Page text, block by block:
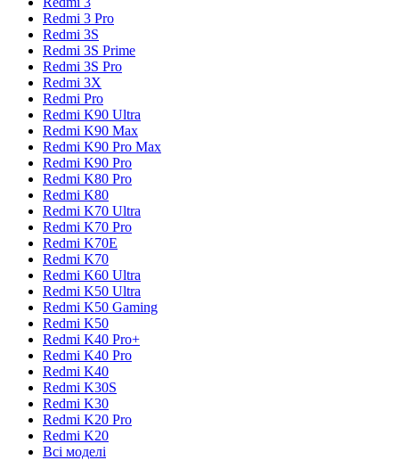
Redmi 3 Pro
Redmi 3S
Redmi 3S Prime
Redmi 3S Pro
Redmi 3X
Redmi Pro
Redmi K90 Ultra
Redmi K90 Max
Redmi K90 Pro Max
Redmi K90 Pro
Redmi K80 Pro
Redmi K80
Redmi K70 Ultra
Redmi K70 Pro
Redmi K70E
Redmi K70
Redmi K60 Ultra
Redmi K50 Ultra
Redmi K50 Gaming
Redmi K50
Redmi K40 Pro+
Redmi K40 Pro
Redmi K40
Redmi K30S
Redmi K30
Redmi K20 Pro
Redmi K20
Всі моделі